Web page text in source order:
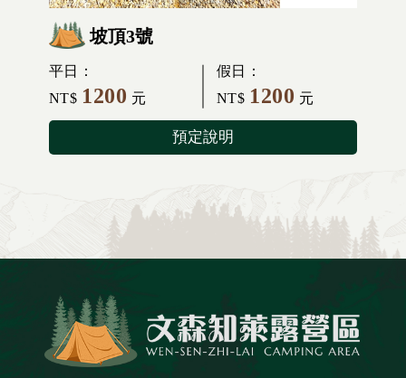
坡頂3號
平日：
NT$ 1200 元
假日：
NT$ 1200 元
預定說明